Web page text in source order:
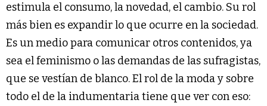
estimula el consumo, la novedad, el cambio. Su rol
más bien es expandir lo que ocurre en la sociedad.
Es un medio para comunicar otros contenidos, ya
sea el feminismo o las demandas de las sufragistas,
que se vestían de blanco. El rol de la moda y sobre
todo el de la indumentaria tiene que ver con eso: